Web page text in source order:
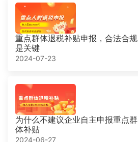
重点群体退税补贴申报，合法合规
是关键
2024-07-23
为什么不建议企业自主申报重点群
体补贴
2024-06-27